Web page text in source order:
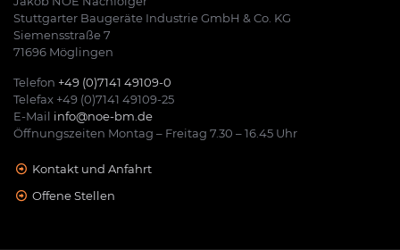
Stuttgarter Baugeräte Industrie GmbH & Co. KG
Siemensstraße 7
71696 Möglingen
Telefon +49 (0)7141 49109-0
Telefax +49 (0)7141 49109-25
E-Mail info@noe-bm.de
Öffnungszeiten Montag – Freitag 7.30 – 16.45 Uhr
Kontakt und Anfahrt
Offene Stellen